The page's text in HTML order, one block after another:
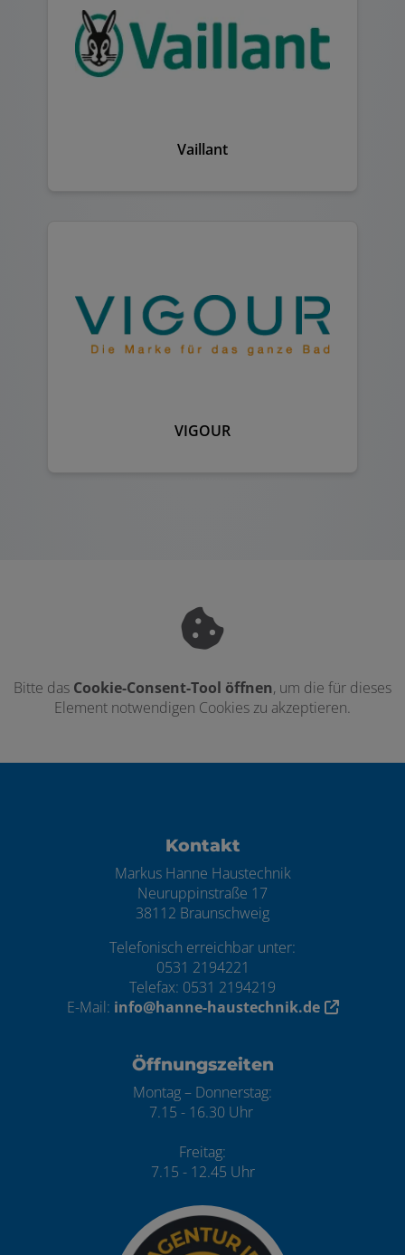
Vaillant
VIGOUR
Bitte das Cookie-Consent-Tool öffnen, um die für dieses
Element notwendigen Cookies zu akzeptieren.
Kontakt
Markus Hanne Haustechnik
Neuruppinstraße 17
38112 Braunschweig
Telefonisch erreichbar unter:
0531 2194221
Telefax: 0531 2194219
E-Mail: info@hanne-haustechnik.de
Öffnungszeiten
Montag – Donnerstag:
7.15 - 16.30 Uhr
Freitag:
7.15 - 12.45 Uhr